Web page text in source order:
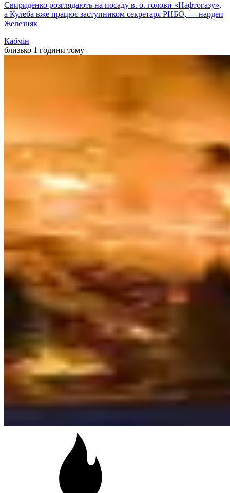
Свириденко розглядають на посаду в. о. голови «Нафтогазу»,
а Кулеба вже працює заступником секретаря РНБО, — нардеп
Железняк
Кабмін
близько 1 години тому